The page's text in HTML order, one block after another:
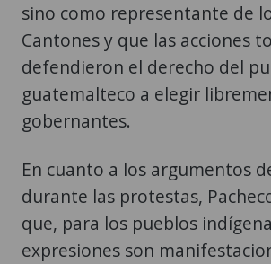
defendieron el derecho del
guatemalteco a elegir
gobernantes.
En cuanto a los argumentos
que, para los pueblos
expresiones son
"plaza", aunque para la
se perciba como bloqueo.